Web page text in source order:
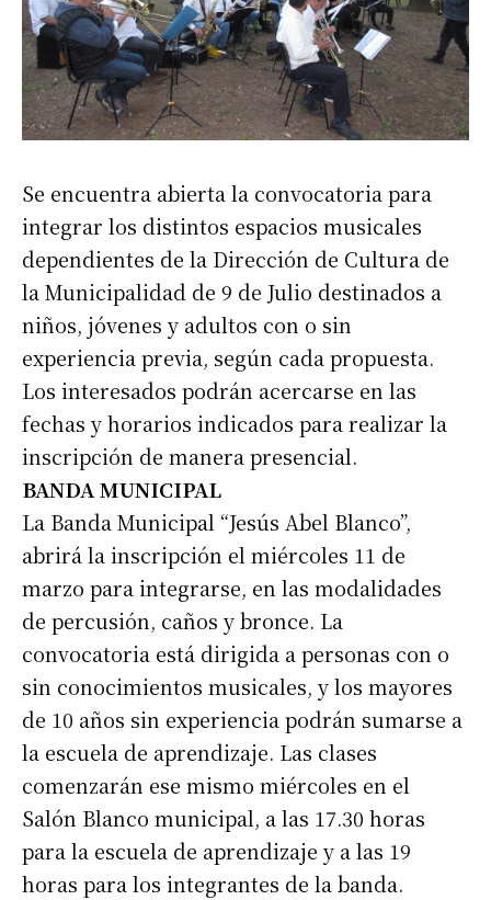
Se encuentra abierta la convocatoria para
integrar los distintos espacios musicales
dependientes de la Dirección de Cultura de
la Municipalidad de 9 de Julio destinados a
niños, jóvenes y adultos con o sin
experiencia previa, según cada propuesta.
Los interesados podrán acercarse en las
fechas y horarios indicados para realizar la
inscripción de manera presencial.
BANDA MUNICIPAL
La Banda Municipal “Jesús Abel Blanco”,
abrirá la inscripción el miércoles 11 de
marzo para integrarse, en las modalidades
de percusión, caños y bronce. La
convocatoria está dirigida a personas con o
sin conocimientos musicales, y los mayores
de 10 años sin experiencia podrán sumarse a
la escuela de aprendizaje. Las clases
comenzarán ese mismo miércoles en el
Salón Blanco municipal, a las 17.30 horas
para la escuela de aprendizaje y a las 19
horas para los integrantes de la banda.